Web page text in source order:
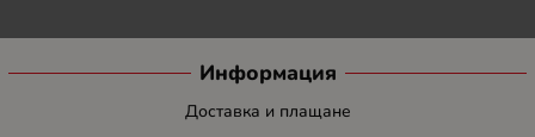
Информация
Доставка и плащане